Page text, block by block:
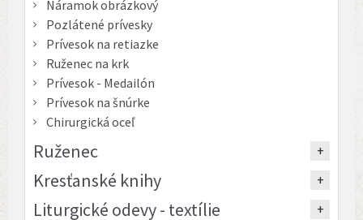
Náramok obrázkový
Pozlátené prívesky
Prívesok na retiazke
Ruženec na krk
Prívesok - Medailón
Prívesok na šnúrke
Chirurgická oceľ
Ruženec
Kresťanské knihy
Liturgické odevy - textílie